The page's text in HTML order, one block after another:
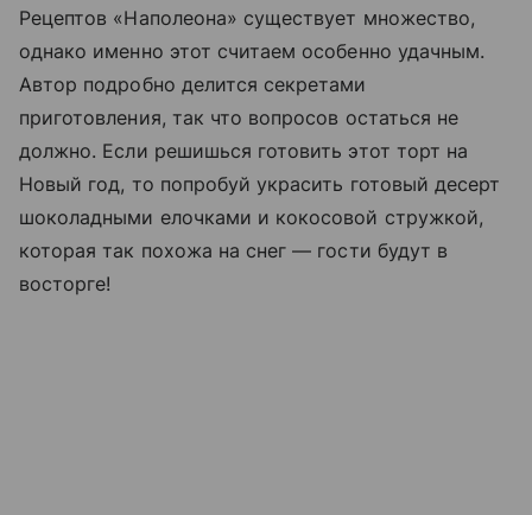
Рецептов «Наполеона» существует множество,
однако именно этот считаем особенно удачным.
Автор подробно делится секретами
приготовления, так что вопросов остаться не
должно. Если решишься готовить этот торт на
Новый год, то попробуй украсить готовый десерт
шоколадными елочками и кокосовой стружкой,
которая так похожа на снег — гости будут в
восторге!